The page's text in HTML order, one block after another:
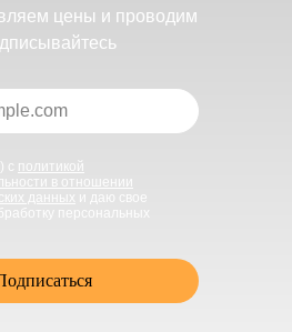
цены и проводим
с политикой
в отношении
данных и даю свое
персональных